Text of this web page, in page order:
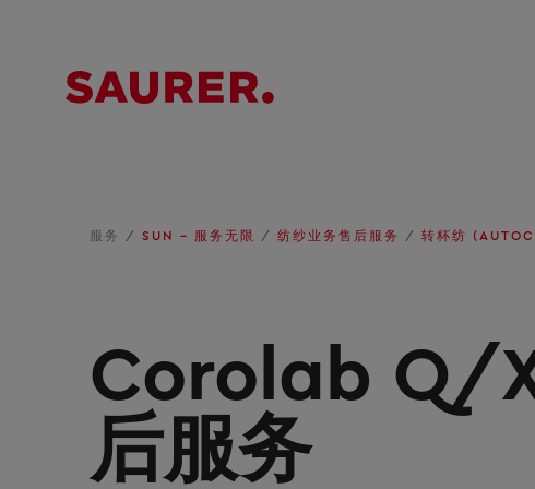
服务 / SUN – 服务无限 / 纺纱业务售后服务 / 转杯纺
Corolab Q/
后服务